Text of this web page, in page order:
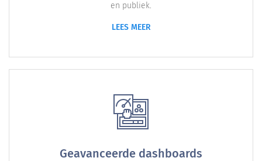
en publiek.
LEES MEER
Geavanceerde dashboards